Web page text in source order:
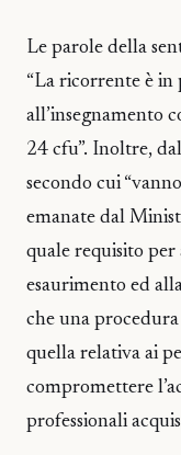
Le parole della
“La ricorrente è in
all’insegnamento
24 cfu”. Inoltre,
secondo cui
emanate dal
quale requisito per
esaurimento ed
che una
quella relativa ai
compromettere
professionali